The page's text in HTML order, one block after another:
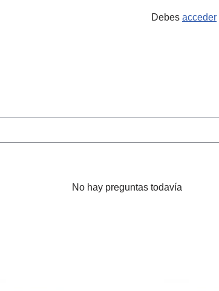
Debes acceder
No hay preguntas todavía